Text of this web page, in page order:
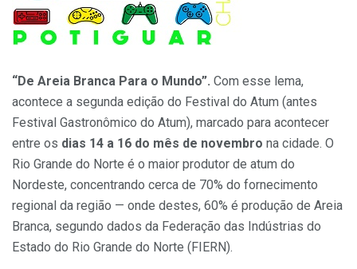
“De Areia Branca Para o Mundo”. Com esse lema,
acontece a segunda edição do Festival do Atum (antes
Festival Gastronômico do Atum), marcado para acontecer
entre os dias 14 a 16 do mês de novembro na cidade. O
Rio Grande do Norte é o maior produtor de atum do
Nordeste, concentrando cerca de 70% do fornecimento
regional da região — onde destes, 60% é produção de Areia
Branca, segundo dados da Federação das Indústrias do
Estado do Rio Grande do Norte (FIERN).